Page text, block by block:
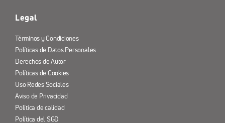
Legal
Términos y Condiciones
Políticas de Datos Personales
Derechos de Autor
Políticas de Cookies
Uso Redes Sociales
Aviso de Privacidad
Política de calidad
Política del SGD